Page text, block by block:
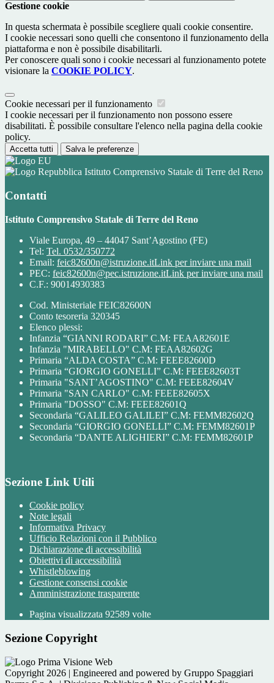
Gestione cookie
In questa schermata è possibile scegliere quali cookie consentire.
I cookie necessari sono quelli che consentono il funzionamento della
piattaforma e non è possibile disabilitarli.
Per conoscere quali sono i cookie necessari al funzionamento potete
visionare la COOKIE POLICY.
Cookie necessari per il funzionamento
I cookie necessari per il funzionamento non possono essere
disabilitati. È possibile consultare l'elenco nella pagina della cookie
policy.
Accetta tutti Salva le preferenze
Istituto Comprensivo Statale di Terre del Reno
Contatti
Istituto Comprensivo Statale di Terre del Reno
Viale Europa, 49 – 44047 Sant’Agostino (FE)
Tel: Tel. 0532/350772
Email: feic82600n@istruzione.itLink per inviare una mail
PEC: feic82600n@pec.istruzione.itLink per inviare una mail
C.F.: 90014930383
Cod. Ministeriale FEIC82600N
Conto tesoreria 320345
Elenco plessi:
Infanzia “GIANNI RODARI” C.M: FEAA82601E
Infanzia "MIRABELLO" C.M: FEAA82602G
Primaria “ALDA COSTA” C.M: FEEE82600D
Primaria “GIORGIO GONELLI” C.M: FEEE82603T
Primaria "SANT’AGOSTINO" C.M: FEEE82604V
Primaria "SAN CARLO" C.M: FEEE82605X
Primaria "DOSSO" C.M: FEEE82601Q
Secondaria “GALILEO GALILEI” C.M: FEMM82602Q
Secondaria “GIORGIO GONELLI” C.M: FEMM82601P
Secondaria “DANTE ALIGHIERI” C.M: FEMM82601P
Sezione Link Utili
Cookie policy
Note legali
Informativa Privacy
Ufficio Relazioni con il Pubblico
Dichiarazione di accessibilità
Obiettivi di accessibilità
Whistleblowing
Gestione consensi cookie
Amministrazione trasparente
Pagina visualizzata 92589 volte
Sezione Copyright
Copyright 2026 | Engineered and powered by Gruppo Spaggiari